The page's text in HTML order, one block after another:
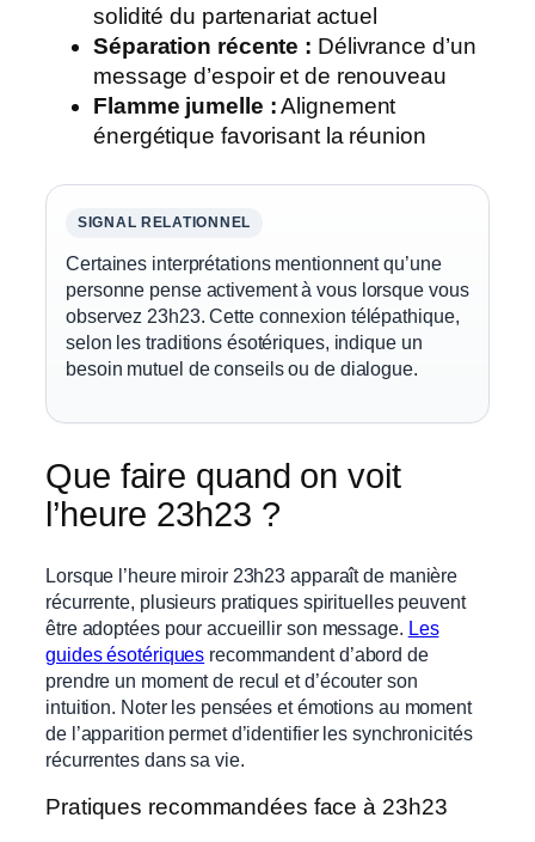
solidité du partenariat actuel
Séparation récente : Délivrance d’un
message d’espoir et de renouveau
Flamme jumelle :Alignement
énergétique favorisant la réunion
SIGNAL RELATIONNEL
Certaines interprétations mentionnent qu’une
personne pense activement à vous lorsque vous
observez 23h23. Cette connexion télépathique,
selon les traditions ésotériques, indique un
besoin mutuel de conseils ou de dialogue.
Que faire quand on voit
l’heure 23h23 ?
Lorsque l’heure miroir 23h23 apparaît de manière
récurrente, plusieurs pratiques spirituelles peuvent
être adoptées pour accueillir son message. Les
guides ésotériques recommandent d’abord de
prendre un moment de recul et d’écouter son
intuition. Noter les pensées et émotions au moment
de l’apparition permet d’identifier les synchronicités
récurrentes dans sa vie.
Pratiques recommandées face à 23h23